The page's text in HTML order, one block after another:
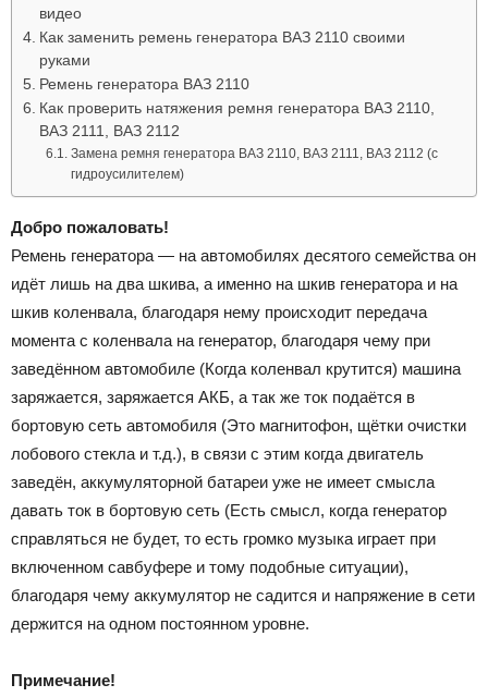
видео
Как заменить ремень генератора ВАЗ 2110 своими
руками
Ремень генератора ВАЗ 2110
Как проверить натяжения ремня генератора ВАЗ 2110,
ВАЗ 2111, ВАЗ 2112
Замена ремня генератора ВАЗ 2110, ВАЗ 2111, ВАЗ 2112 (с
гидроусилителем)
Добро пожаловать!
Ремень генератора — на автомобилях десятого семейства он
идёт лишь на два шкива, а именно на шкив генератора и на
шкив коленвала, благодаря нему происходит передача
момента с коленвала на генератор, благодаря чему при
заведённом автомобиле (Когда коленвал крутится) машина
заряжается, заряжается АКБ, а так же ток подаётся в
бортовую сеть автомобиля (Это магнитофон, щётки очистки
лобового стекла и т.д.), в связи с этим когда двигатель
заведён, аккумуляторной батареи уже не имеет смысла
давать ток в бортовую сеть (Есть смысл, когда генератор
справляться не будет, то есть громко музыка играет при
включенном савбуфере и тому подобные ситуации),
благодаря чему аккумулятор не садится и напряжение в сети
держится на одном постоянном уровне.
Примечание!